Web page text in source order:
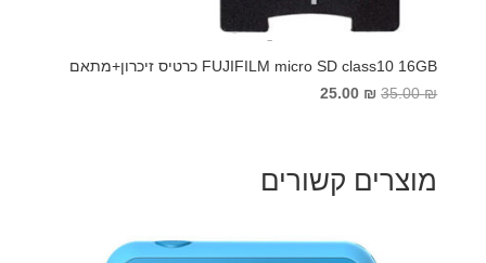
FUJIFILM micro SD class10 16GB כרטיס זיכרון+מתאם
35.00₪
המחיר
25.00 ₪
המחיר
מוצרים קשורים